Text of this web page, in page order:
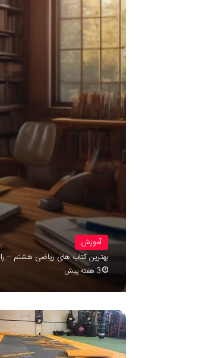
آموزش
بهترین کتاب های ریاضی هشتم –
3 هفته پیش